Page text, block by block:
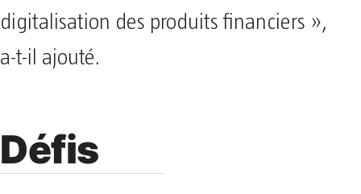
digitalisation des produits financiers »,
a-t-il ajouté.
Défis